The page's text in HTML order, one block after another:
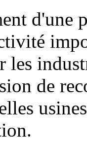
d'une
les
de